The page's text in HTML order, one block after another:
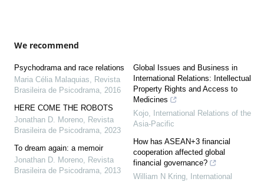
We recommend
Psychodrama and race relations
Maria Célia Malaquias, Revista
Brasileira de Psicodrama, 2016
HERE COME THE ROBOTS
Jonathan D. Moreno, Revista
Brasileira de Psicodrama, 2023
To dream again: a memoir
Jonathan D. Moreno, Revista
Brasileira de Psicodrama, 2013
Global Issues and Business in
International Relations: Intellectual
Property Rights and Access to
Medicines
Kojo,
International Relations of the
Asia-Pacific
How has ASEAN+3 financial
cooperation affected global
financial governance?
William N Kring,
International